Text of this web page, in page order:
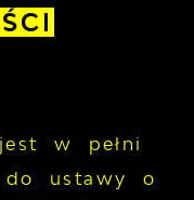
w pełni
do ustawy o